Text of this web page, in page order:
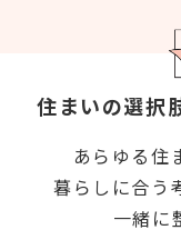
住まいの選択
あらゆる住
暮らしに合う
一緒に